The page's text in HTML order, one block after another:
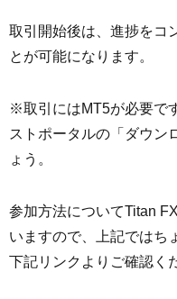
取引開始後は、進捗をコ
とが可能になります。
※取引にはMT5が必要で
ストポータルの「ダウン
ょう。
参加方法についてTitan
いますので、上記ではち
下記リンクよりご確認く